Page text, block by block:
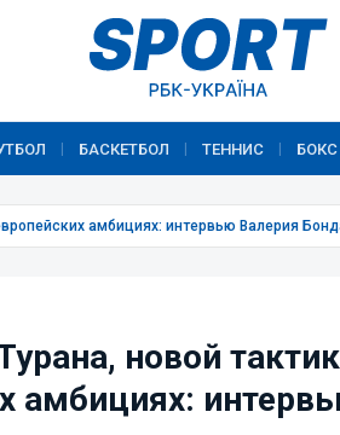
БАСКЕТБОЛ ТЕННИС БОКС
амбициях: интервью Валерия
новой
амбициях: